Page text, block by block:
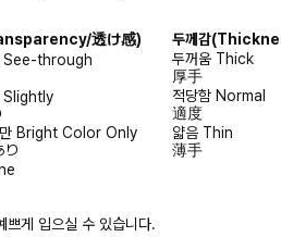
透け感) 두께감
See-through
두꺼움 Thick
厚手
Slightly
적당함 Normal
適度
Bright Color Only
り
얇음 Thin
薄手
쁘게 입으실 수 있습니다.